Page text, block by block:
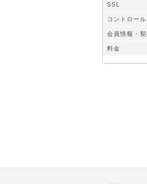
SSL
コントロー
会員情報・
料金